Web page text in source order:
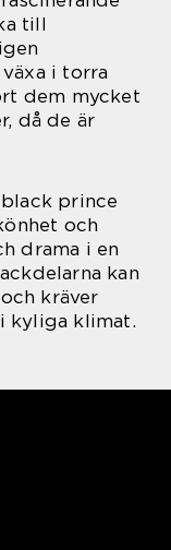
till
i torra
dem mycket
då de är
prince
och
drama i en
kan
kräver
kyliga klimat.